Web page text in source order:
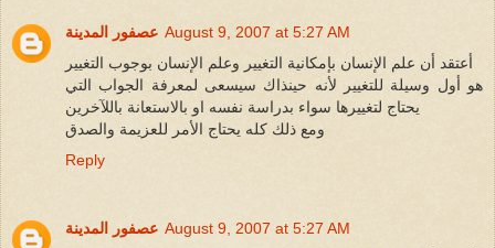
عصفور المدينة August 9, 2007 at 5:27 AM
أعتقد أن علم الإنسان بإمكانية التغيير وعلم الإنسان بوجوب التغيير
هو أول وسيلة للتغيير لأنه حينذاك سيسعى لمعرفة الجواب التي
يحتاج لتغييرها سواء بدراسة نفسه او بالاستعانة باللآخرين
ومع ذلك كله يحتاج الأمر للعزيمة والصدق
Reply
عصفور المدينة August 9, 2007 at 5:27 AM